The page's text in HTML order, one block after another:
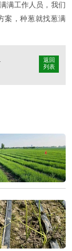
满工作人员，我们
案，种葱就找葱满
返回
列表